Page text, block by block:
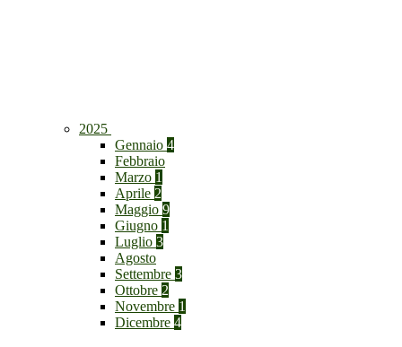
2025
Gennaio 4
Febbraio
Marzo 1
Aprile 2
Maggio 9
Giugno 1
Luglio 3
Agosto
Settembre 3
Ottobre 2
Novembre 1
Dicembre 4